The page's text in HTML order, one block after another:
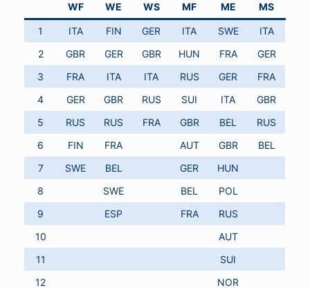
WF WE WS MF ME MS
1 ITA FIN GER ITA SWE
ITA
2
GBR GER GBR HUN FRA
GER
3
FRA ITA ITA RUS GER
FRA
4
GER GBR RUS SUI ITA
GBR
5
RUS RUS FRA GBR BEL
RUS
6
FIN FRA AUT GBR
BEL
7
SWE BEL GER
HUN
8
SWE BEL
POL
9
ESP FRA
RUS
10
AUT
11
SUI
12
NOR